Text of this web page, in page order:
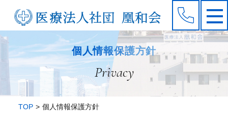
個人情報保護方針
Privacy
TOP 個人情報保護方針